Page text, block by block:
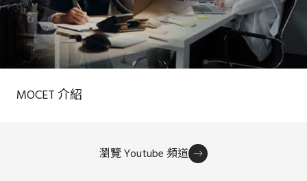
MOCET 介紹
瀏覽 Youtube 頻道